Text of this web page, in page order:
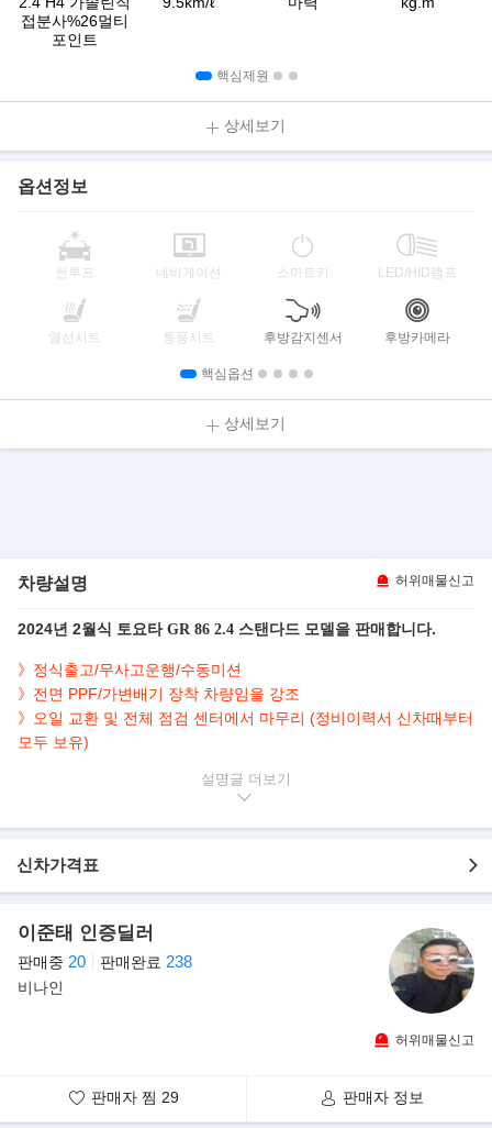
접분사%26멀티
포인트
핵심제원
상세보기
옵션정보
썬루프 네비게이션 스마트키 LED/HID램프
열선시트 통풍시트 후방감지센서 후방카메라
핵심옵션
상세보기
차량설명 허위매물신고
2024년 2월식 토요타 GR 86 2.4 스탠다드 모델을 판매합니다.
》정식출고/무사고운행/수동미션
》전면 PPF/가변배기 장착 차량임을 강조
》오일 교환 및 전체 점검 센터에서 마무리 (정비이력서 신차때부터
모두 보유)
- 무사고운행
- 블루바디+블랙시트
- 깔끔하게 관리된 실내/외
- 231마력 2,387cc 4기통 스포츠카
▶"후륜 구동의 매력 듬뿍" 토요타, 수동 스포츠카 'GR86'
함께 토요타 가주레이싱을 대표하는 모델
설명글
신차가격표
이준태 인증딜러
판매중 20 판매완료 238
비나인
허위매물신고
판매자 찜 29 판매자 정보